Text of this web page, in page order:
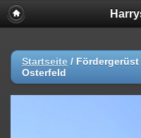
Startseite /
Osterfeld